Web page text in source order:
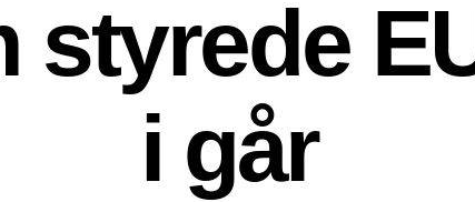
styrede
i går